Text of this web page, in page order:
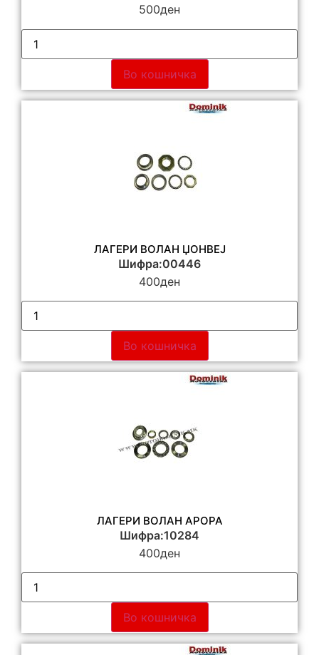
500ден
Во кошничка
ЛАГЕРИ ВОЛАН ЏОНВЕЈ
Шифра:00446
400ден
Во кошничка
ЛАГЕРИ ВОЛАН АРОРА
Шифра:10284
400ден
Во кошничка